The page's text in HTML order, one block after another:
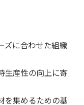
ズに合わせた組織
生産性の向上に寄
を集めるための基